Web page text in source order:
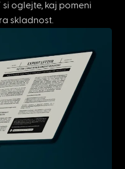
oglejte, kaj pomeni
skladnost.